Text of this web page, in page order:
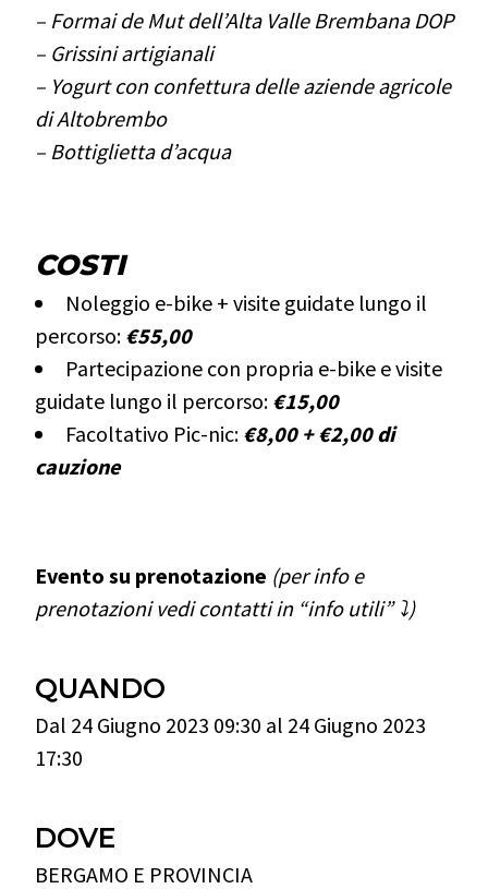
– Formai de Mut dell’Alta Valle Brembana DOP
– Grissini artigianali
– Yogurt con confettura delle aziende agricole
di Altobrembo
– Bottiglietta d’acqua
COSTI
Noleggio e-bike + visite guidate lungo il
percorso: €55,00
Partecipazione con propria e-bike e visite
guidate lungo il percorso: €15,00
Facoltativo Pic-nic: €8,00 + €2,00 di
cauzione
Evento su prenotazione (per info e
prenotazioni vedi contatti in “info utili” ⤵️)
QUANDO
Dal 24 Giugno 2023 09:30 al 24 Giugno 2023
17:30
DOVE
BERGAMO E PROVINCIA